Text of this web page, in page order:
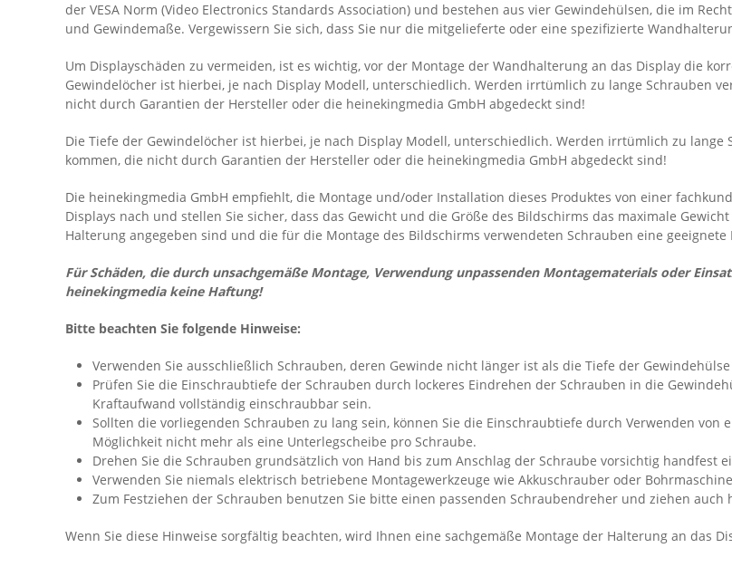
der VESA Norm (Video Electronics Standards Association) und bestehen aus vier Gewindehülsen, die im
und Gewindemaße. Vergewissern Sie sich, dass Sie nur die mitgelieferte oder eine spezifizierte
Um Displayschäden zu vermeiden, ist es wichtig, vor der Montage der Wandhalterung an das Display die
Gewindelöcher ist hierbei, je nach Display Modell, unterschiedlich. Werden irrtümlich zu lange Schrauben
nicht durch Garantien der Hersteller oder die heinekingmedia GmbH abgedeckt sind!
Die Tiefe der Gewindelöcher ist hierbei, je nach Display Modell, unterschiedlich. Werden irrtümlich zu
kommen, die nicht durch Garantien der Hersteller oder die heinekingmedia GmbH abgedeckt sind!
Die heinekingmedia GmbH empfiehlt, die Montage und/oder Installation dieses Produktes von einer
Displays nach und stellen Sie sicher, dass das Gewicht und die Größe des Bildschirms das maximale
Halterung angegeben sind und die für die Montage des Bildschirms verwendeten Schrauben eine
Für Schäden, die durch unsachgemäße Montage, Verwendung unpassenden Montagematerials oder
heinekingmedia keine Haftung!
Bitte beachten Sie folgende Hinweise:
Verwenden Sie ausschließlich Schrauben, deren Gewinde nicht länger ist als die Tiefe der
Prüfen Sie die Einschraubtiefe der Schrauben durch lockeres Eindrehen der Schrauben in die
Kraftaufwand vollständig einschraubbar sein.
Sollten die vorliegenden Schrauben zu lang sein, können Sie die Einschraubtiefe durch Verwenden
Möglichkeit nicht mehr als eine Unterlegscheibe pro Schraube.
Drehen Sie die Schrauben grundsätzlich von Hand bis zum Anschlag der Schraube vorsichtig handfest
Verwenden Sie niemals elektrisch betriebene Montagewerkzeuge wie Akkuschrauber oder
Zum Festziehen der Schrauben benutzen Sie bitte einen passenden Schraubendreher und ziehen
Wenn Sie diese Hinweise sorgfältig beachten, wird Ihnen eine sachgemäße Montage der Halterung an das